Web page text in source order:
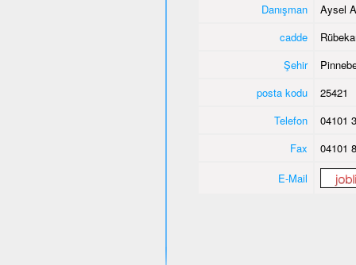
Danışman
Aysel
cadde
Şehir
posta kodu
25421
Telefon
04101
Fax
04101
E-Mail